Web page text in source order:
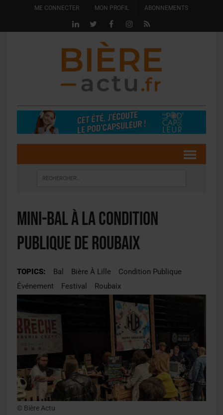
ME CONNECTER MON PROFIL ABONNEMENTS
Mini-BAL à la Condition
Publique de Roubaix
TOPICS: Bal Bière À Lille
Condition Publique
Événement
Festival Roubaix
© Bière Actu